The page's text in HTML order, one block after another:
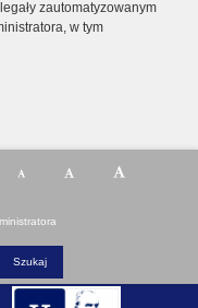
zautomatyzowanym
w tym